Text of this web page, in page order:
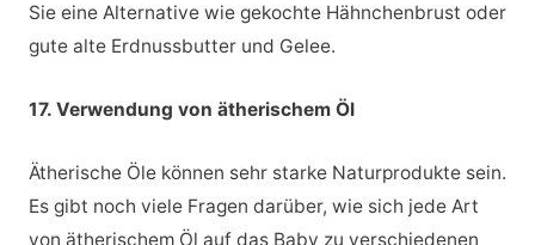
Sie eine Alternative wie gekochte Hähnchenbrust oder
gute alte Erdnussbutter und Gelee.
17. Verwendung von ätherischem Öl
Ätherische Öle können sehr starke Naturprodukte sein.
Es gibt noch viele Fragen darüber, wie sich jede Art
von ätherischem Öl auf das Baby zu verschiedenen